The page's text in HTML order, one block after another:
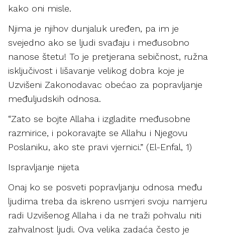
kako oni misle.
Njima je njihov dunjaluk uređen, pa im je
svejedno ako se ljudi svađaju i međusobno
nanose štetu! To je pretjerana sebičnost, ružna
isključivost i lišavanje velikog dobra koje je
Uzvišeni Zakonodavac obećao za popravljanje
međuljudskih odnosa.
“Zato se bojte Allaha i izgladite međusobne
razmirice, i pokoravajte se Allahu i Njegovu
Poslaniku, ako ste pravi vjernici.” (El-Enfal, 1)
Ispravljanje nijeta
Onaj ko se posveti popravljanju odnosa među
ljudima treba da iskreno usmjeri svoju namjeru
radi Uzvišenog Allaha i da ne traži pohvalu niti
zahvalnost ljudi. Ova velika zadaća često je